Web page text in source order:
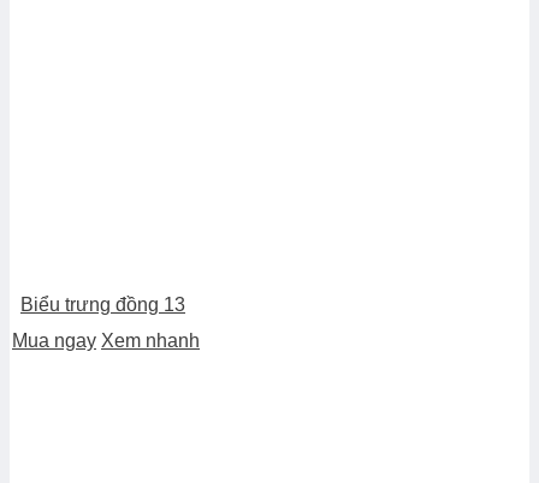
Biểu trưng đồng 13
Mua ngay Xem nhanh